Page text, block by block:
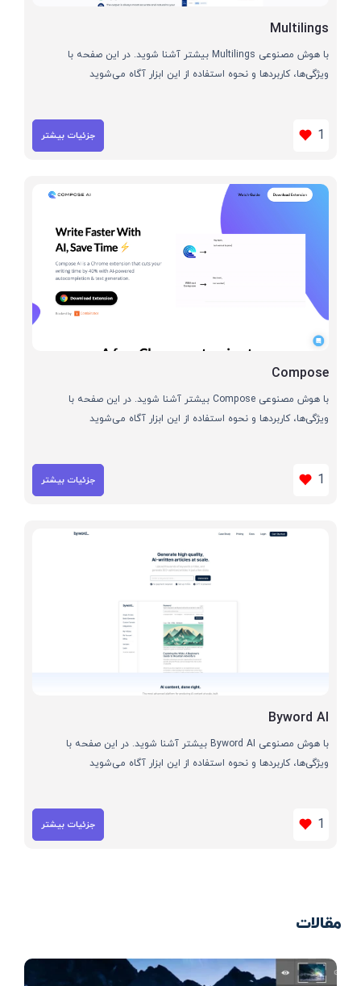
Multilings
با هوش مصنوعی Multilings بیشتر آشنا شوید. در این صفحه با
ویژگی‌ها، کاربردها و نحوه استفاده از این ابزار آگاه می‌شوید
1 جزئیات بیشتر
Compose
با هوش مصنوعی Compose بیشتر آشنا شوید. در این صفحه با
ویژگی‌ها، کاربردها و نحوه استفاده از این ابزار آگاه می‌شوید
1 جزئیات بیشتر
Byword AI
با هوش مصنوعی Byword AI بیشتر آشنا شوید. در این صفحه با
ویژگی‌ها، کاربردها و نحوه استفاده از این ابزار آگاه می‌شوید
1 جزئیات بیشتر
مقالات